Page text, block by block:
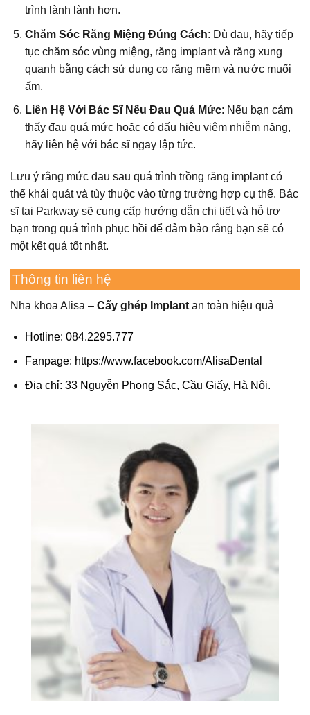
trình lành lành hơn.
Chăm Sóc Răng Miệng Đúng Cách: Dù đau, hãy tiếp
tục chăm sóc vùng miệng, răng implant và răng xung
quanh bằng cách sử dụng cọ răng mềm và nước muối
ấm.
Liên Hệ Với Bác Sĩ Nếu Đau Quá Mức: Nếu bạn cảm
thấy đau quá mức hoặc có dấu hiệu viêm nhiễm nặng,
hãy liên hệ với bác sĩ ngay lập tức.
Lưu ý rằng mức đau sau quá trình trồng răng implant có
thể khái quát và tùy thuộc vào từng trường hợp cụ thể. Bác
sĩ tại Parkway sẽ cung cấp hướng dẫn chi tiết và hỗ trợ
bạn trong quá trình phục hồi để đảm bảo rằng bạn sẽ có
một kết quả tốt nhất.
Thông tin liên hệ
Nha khoa Alisa – Cấy ghép Implant an toàn hiệu quả
Hotline: 084.2295.777
Fanpage: https://www.facebook.com/AlisaDental
Địa chỉ: 33 Nguyễn Phong Sắc, Cầu Giấy, Hà Nội.